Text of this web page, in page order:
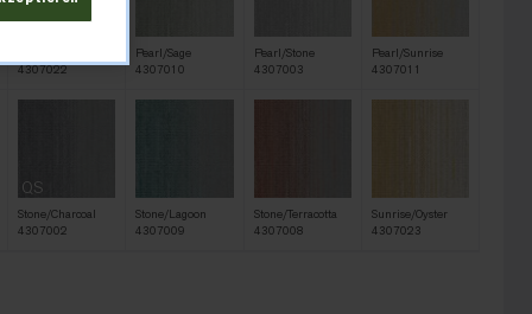
4307022
Pearl/Sage
4307010
Pearl/Stone
4307003
Pearl/Sunrise
4307011
QS
Stone/Charcoal
4307002
Stone/Lagoon
4307009
Stone/Terracotta
4307008
Sunrise/Oyster
4307023